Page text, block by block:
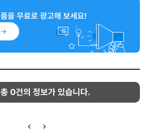
을 무료로 광고해 보세요!
0건의 정보가 있습니다.